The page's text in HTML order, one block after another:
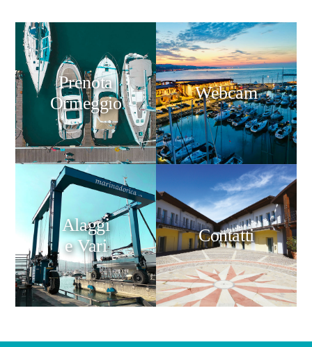
Prenota
Ormeggio
Webcam
Alaggi
e Vari
Contatti